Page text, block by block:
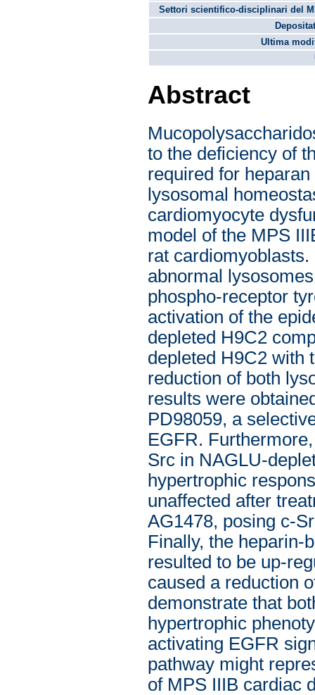
Settori scientifico-disciplinari del
Ultima
Abstract
to the deficiency of
required for
lysosomal
cardiomyocyte
model of the MPS
rat
abnormal
phospho-receptor
activation of the
depleted H9C2
depleted H9C2 with
reduction of both
results were
PD98059, a
EGFR.
Src in NAGLU-
hypertrophic
unaffected after
AG1478, posing c-
Finally, the heparin-
resulted to be up-
caused a reduction
demonstrate that
hypertrophic
activating EGFR
pathway might
of MPS IIIB cardiac